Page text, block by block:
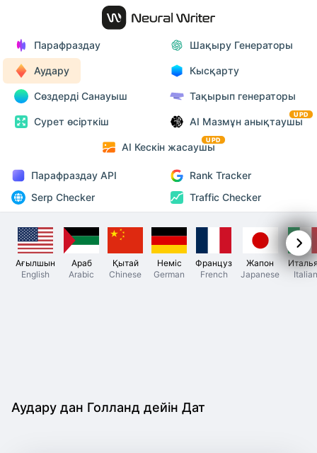
Парафраздау Шақыру Генераторы
Аудару Кысқарту
Сөздерді Санауыш Тақырып генераторы
Сурет өсірткіш AI Мазмұн анықтаушы
UPD
AI Кескін жасаушы
UPD
Парафраздау API
Rank Tracker
Serp Checker
Traffic Checker
Ағылшын
English
Араб
Arabic
Қытай
Chinese
Неміс
German
Француз
French
Жапон
Japanese
Italian
Аудару дан Голланд дейін Дат